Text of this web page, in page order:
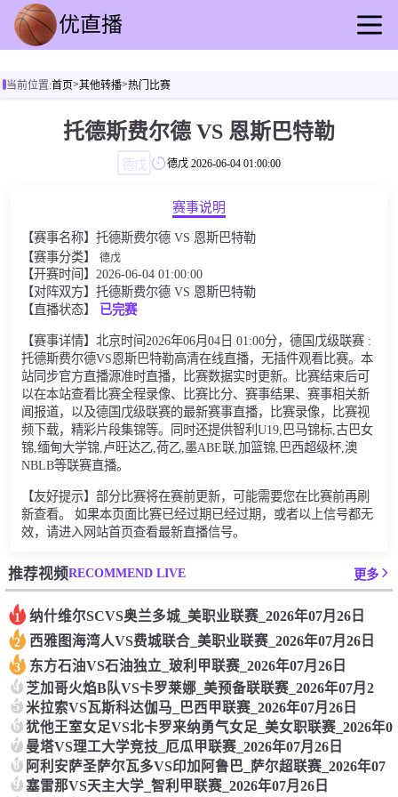
足球直播
篮球直播
足球录播
其他转播
当前位置:首页>其他转播>热门比赛
托德斯费尔德 VS 恩斯巴特勒
德戊 德戊 2026-06-04 01:00:00
赛事说明
【赛事名称】托德斯费尔德 VS 恩斯巴特勒
【赛事分类】 德戊
【开赛时间】2026-06-04 01:00:00
【对阵双方】托德斯费尔德 VS 恩斯巴特勒
【直播状态】
已完赛
【赛事详情】北京时间2026年06月04日 01:00分，德国戊级联赛 :
托德斯费尔德VS恩斯巴特勒高清在线直播，无插件观看比赛。本
站同步官方直播源准时直播，比赛数据实时更新。比赛结束后可
以在本站查看比赛全程录像、比赛比分、赛事结果、赛事相关新
闻报道，以及德国戊级联赛的最新赛事直播，比赛录像，比赛视
频下载，精彩片段集锦等。同时还提供智利U19,巴马锦标,古巴女
锦,缅甸大学锦,卢旺达乙,荷乙,墨ABE联,加篮锦,巴西超级杯,澳
NBLB等联赛直播。
【友好提示】部分比赛将在赛前更新，可能需要您在比赛前再刷
新查看。 如果本页面比赛已经过期已经过期，或者以上信号都无
效，请进入网站首页查看最新直播信号。
推荐视频RECOMMEND LIVE 更多
1 纳什维尔SCVS奥兰多城_美职业联赛_2026年07月26日
2 西雅图海湾人VS费城联合_美职业联赛_2026年07月26日
3 东方石油VS石油独立_玻利甲联赛_2026年07月26日
4 芝加哥火焰B队VS卡罗莱娜_美预备联联赛_2026年07月2
5 米拉索VS瓦斯科达伽马_巴西甲联赛_2026年07月26日
6 犹他王室女足VS北卡罗来纳勇气女足_美女职联赛_2026年0
7 曼塔VS理工大学竞技_厄瓜甲联赛_2026年07月26日
8 阿利安萨圣萨尔瓦多VS印加阿鲁巴_萨尔超联赛_2026年07
9 塞雷那VS天主大学_智利甲联赛_2026年07月26日